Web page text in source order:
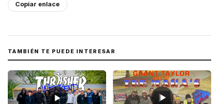
Copiar enlace
TAMBIÉN TE PUEDE INTERESAR
▶ ▶